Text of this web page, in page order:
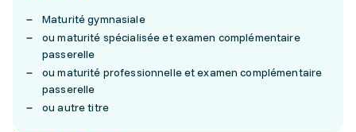
Maturité gymnasiale
ou maturité spécialisée et examen complémentaire
passerelle
ou maturité professionnelle et examen complémentaire
passerelle
ou autre titre